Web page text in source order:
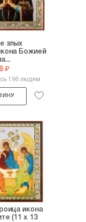
злых
Божией
₽
196 людям
икона
(11 х 13